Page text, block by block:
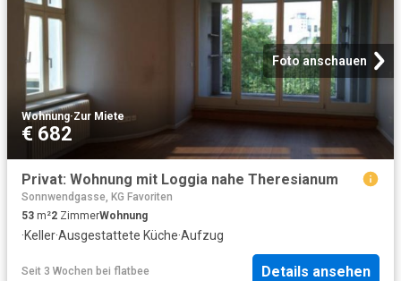
Foto anschauen
Wohnung·Zur Miete
€ 682
Privat: Wohnung mit Loggia nahe Theresianum
Sonnwendgasse, KG Favoriten
53 m²2 ZimmerWohnung
·Keller·Ausgestattete Küche·Aufzug
Seit 3 Wochen bei flatbee Details ansehen